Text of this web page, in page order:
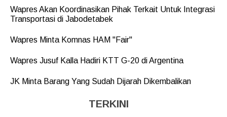
Wapres Akan Koordinasikan Pihak Terkait Untuk Integrasi
Transportasi di Jabodetabek
Wapres Minta Komnas HAM "Fair"
Wapres Jusuf Kalla Hadiri KTT G-20 di Argentina
JK Minta Barang Yang Sudah Dijarah Dikembalikan
TERKINI